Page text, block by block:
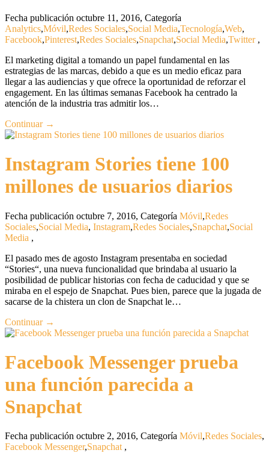
Fecha publicación octubre 11, 2016, Categoría
Analytics,Móvil,Redes Sociales,Social Media,Tecnología,Web,
Facebook,Pinterest,Redes Sociales,Snapchat,Social Media,Twitter,
El marketing digital a tomando un papel fundamental en las
estrategias de las marcas, debido a que es un medio eficaz para
llegar a las audiencias y que ofrece la oportunidad de reforzar el
engagement. En las últimas semanas Facebook ha centrado la
atención de la industria tras admitir los…
Continuar →
Instagram Stories tiene 100
millones de usuarios diarios
Fecha publicación octubre 7, 2016, Categoría Móvil,Redes
Sociales,Social Media, Instagram,Redes Sociales,Snapchat,Social
Media ,
El pasado mes de agosto Instagram presentaba en sociedad
“Stories“, una nueva funcionalidad que brindaba al usuario la
posibilidad de publicar historias con fecha de caducidad y que se
miraba en el espejo de Snapchat. Pues bien, parece que la jugada de
sacarse de la chistera un clon de Snapchat le…
Continuar →
Facebook Messenger prueba
una función parecida a
Snapchat
Fecha publicación octubre 2, 2016, Categoría Móvil,Redes Sociales,
Facebook Messenger,Snapchat ,